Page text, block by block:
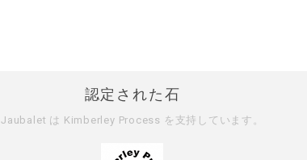
認定された石
Jaubalet は Kimberley Process を支持しています。